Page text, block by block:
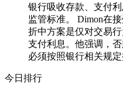
银行吸收存款、支付
监管标准。 Dimon在
折中方案是仅对交易
支付利息。他强调，
必须按照银行相关规定
今日排行